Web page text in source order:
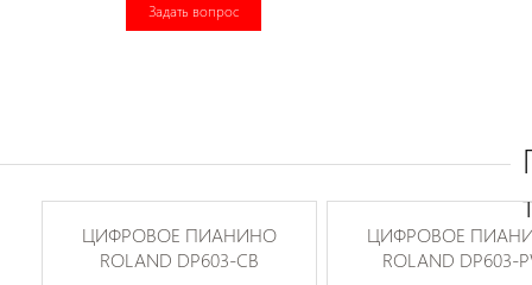
Задать вопрос
ЦИФРОВОЕ ПИАНИНО
ROLAND DP603-CB
ЦИФРОВОЕ
ROLAND DP603-